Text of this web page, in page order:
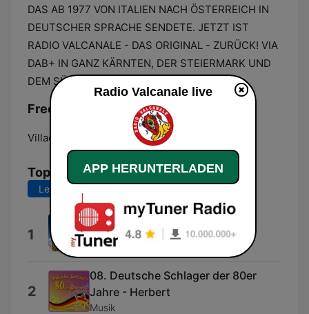
DAS AB 1977 VON ITALIEN NACH ÖSTERREICH IN
DEUTSCHER SPRACHE SENDETE. JETZT IST
RADIO VALCANALE - DAS ORIGINAL - ZURÜCK! VIA
DAB+ IN GANZ KÄRNTEN, DER STEIERMARK UND
DEM SÜDLICHEN BURGENLAND
Frequenzen Radio Valcanale:
Villach:
Top-Songs
Letzte 7 Tage
1 Adios amor (Neuaufnahme)
Andy Borg
2
08. Deutsche Schlager der 80er
Jahre - Herbert
Musik
Radio Valcanale live
APP HERUNTERLADEN